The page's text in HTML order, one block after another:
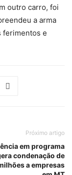
outro carro, foi
a arma
ferimentos e
Próximo artigo
em programa
condenação de
a empresas